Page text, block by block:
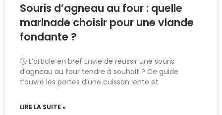
Souris d’agneau au four : quelle
marinade choisir pour une viande
fondante ?
🕒 L’article en bref Envie de réussir une souris
d’agneau au four tendre à souhait ? Ce guide
t’ouvre les portes d’une cuisson lente et
LIRE LA SUITE »